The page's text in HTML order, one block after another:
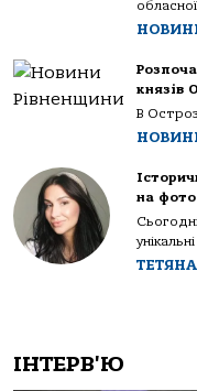
князів
В
на фото
ІНТЕРВ'Ю